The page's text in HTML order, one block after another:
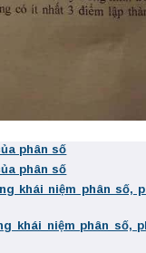
phân số
phân số
khái niệm phân số,
khái niệm phân số,